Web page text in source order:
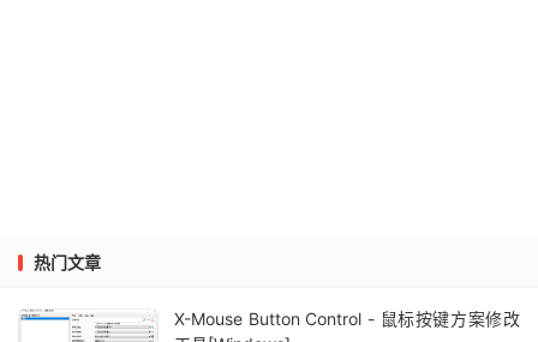
热门文章
X-Mouse Button Control - 鼠标按键方案修改